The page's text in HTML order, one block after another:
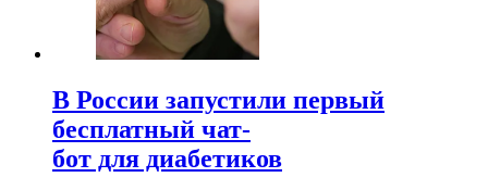
В России запустили первый
бесплатный чат-
бот для диабетиков